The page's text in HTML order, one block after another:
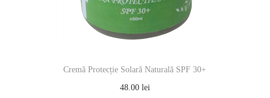
Cremă Protecție Solară Naturală SPF 30+
48.00 lei